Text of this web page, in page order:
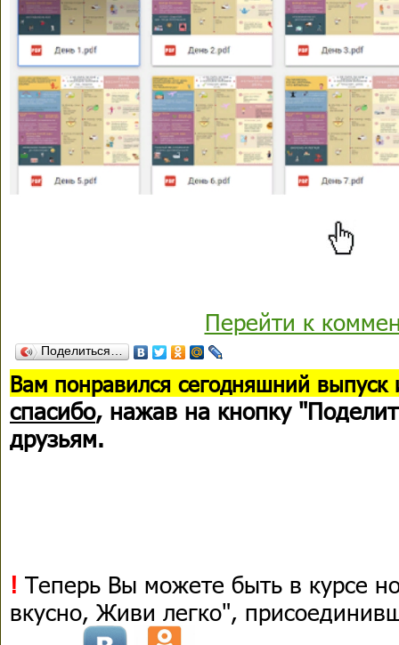
Перейти к
Поделиться…
Вам понравился сегодняшний выпуск
спасибо, нажав на кнопку
друзьям.
! Теперь Вы можете быть в курсе
вкусно, Живи легко",